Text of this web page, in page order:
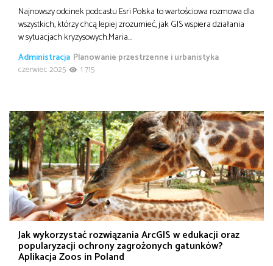
Najnowszy odcinek podcastu Esri Polska to wartościowa rozmowa dla
wszystkich, którzy chcą lepiej zrozumieć, jak GIS wspiera działania
w sytuacjach kryzysowych.Maria…
Administracja Planowanie przestrzenne i urbanistyka
czerwiec 2025
1 715
Jak wykorzystać rozwiązania ArcGIS w edukacji oraz
popularyzacji ochrony zagrożonych gatunków?
Aplikacja Zoos in Poland